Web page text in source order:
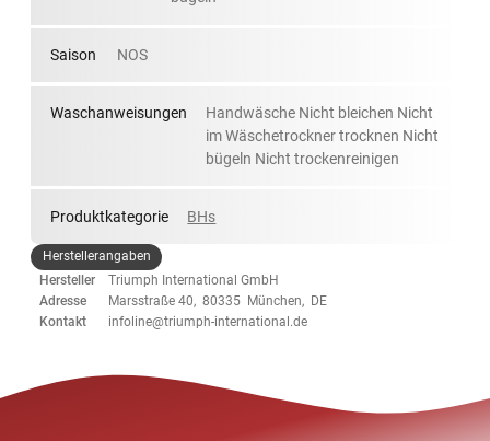
Saison NOS
Waschanweisungen
Handwäsche Nicht bleichen Nicht
im Wäschetrockner trocknen Nicht
bügeln Nicht trockenreinigen
Produktkategorie BHs
Herstellerangaben
Hersteller
Triumph International GmbH
Adresse
Marsstraße 40, 80335 München, DE
Kontakt
infoline@triumph-international.de